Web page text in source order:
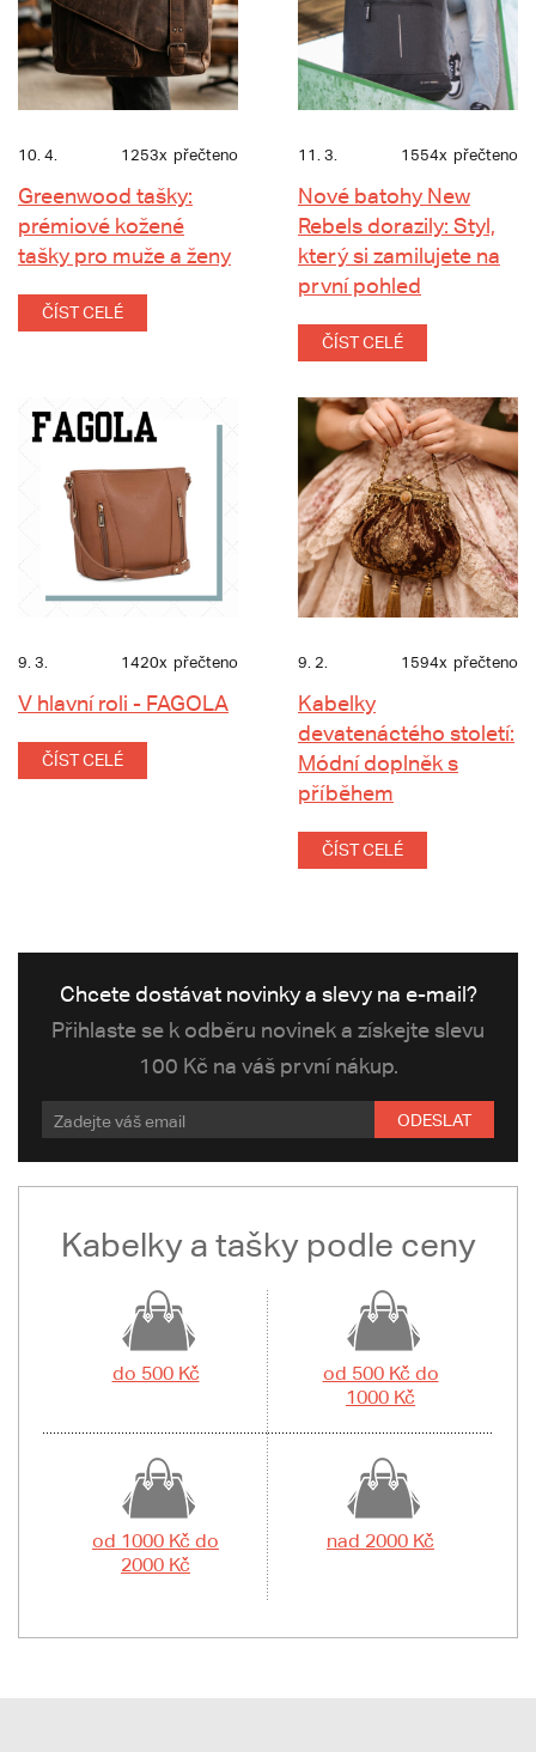
10. 4. 1253x přečteno
Greenwood tašky:
prémiové kožené
tašky pro muže a ženy
ČÍST CELÉ
11. 3. 1554x přečteno
Nové batohy New
Rebels dorazily: Styl,
který si zamilujete na
první pohled
ČÍST CELÉ
9. 3. 1420x přečteno
V hlavní roli - FAGOLA
ČÍST CELÉ
9. 2. 1594x přečteno
Kabelky
devatenáctého století:
Módní doplněk s
příběhem
ČÍST CELÉ
Chcete dostávat novinky a slevy na e-mail?
Přihlaste se k odběru novinek a získejte slevu
100 Kč na váš první nákup.
ODESLAT
Kabelky a tašky podle ceny
do 500 Kč
od 500 Kč do
1000 Kč
od 1000 Kč do
2000 Kč
nad 2000 Kč